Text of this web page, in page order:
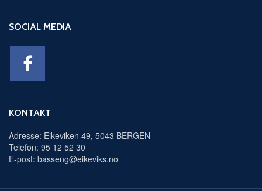
SOCIAL MEDIA
KONTAKT
Adresse: Eikeviken 49, 5043 BERGEN
Telefon: 95 12 52 30
E-post: basseng@eikeviks.no